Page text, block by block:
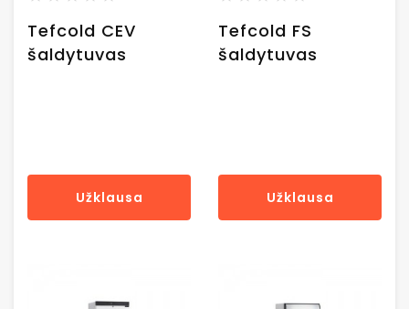
Tefcold CEV
šaldytuvas
Užklausa
Tefcold FS
šaldytuvas
Užklausa